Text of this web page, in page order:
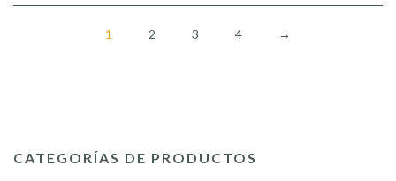
1 2 3 4 →
CATEGORÍAS DE PRODUCTOS